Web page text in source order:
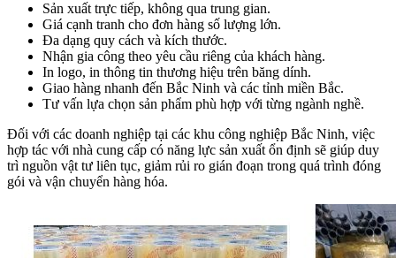
Sản xuất trực tiếp, không qua trung gian.
Giá cạnh tranh cho đơn hàng số lượng lớn.
Đa dạng quy cách và kích thước.
Nhận gia công theo yêu cầu riêng của khách hàng.
In logo, in thông tin thương hiệu trên băng dính.
Giao hàng nhanh đến Bắc Ninh và các tỉnh miền Bắc.
Tư vấn lựa chọn sản phẩm phù hợp với từng ngành nghề.
Đối với các doanh nghiệp tại các khu công nghiệp Bắc Ninh, việc
hợp tác với nhà cung cấp có năng lực sản xuất ổn định sẽ giúp duy
trì nguồn vật tư liên tục, giảm rủi ro gián đoạn trong quá trình đóng
gói và vận chuyển hàng hóa.